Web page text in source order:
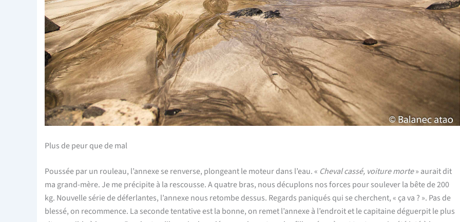
Plus de peur que de mal
Poussée par un rouleau, l’annexe se renverse, plongeant le moteur dans l’eau. « Cheval cassé, voiture morte» aurait dit
ma grand-mère. Je me précipite à la rescousse. A quatre bras, nous décuplons nos forces pour soulever la bête de 200
kg. Nouvelle série de déferlantes, l’annexe nous retombe dessus. Regards paniqués qui se cherchent, « ça va ? ». Pas de
blessé, on recommence. La seconde tentative est la bonne, on remet l’annexe à l’endroit et le capitaine déguerpit le plus